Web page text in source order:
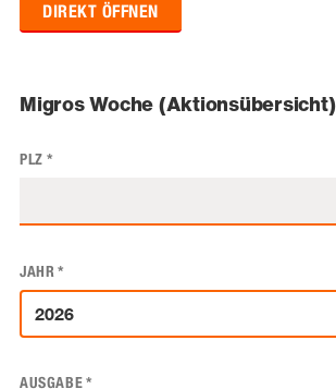
DIREKT ÖFFNEN
Migros Woche (Aktionsübersicht)
PLZ *
JAHR*
AUSGABE*